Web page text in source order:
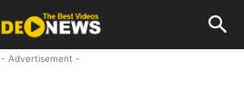
- Advertisement -